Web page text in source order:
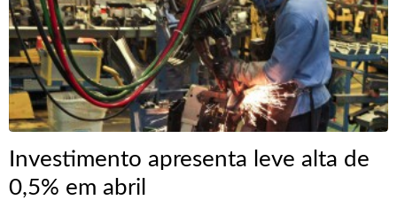
Investimento apresenta leve alta de
0,5% em abril